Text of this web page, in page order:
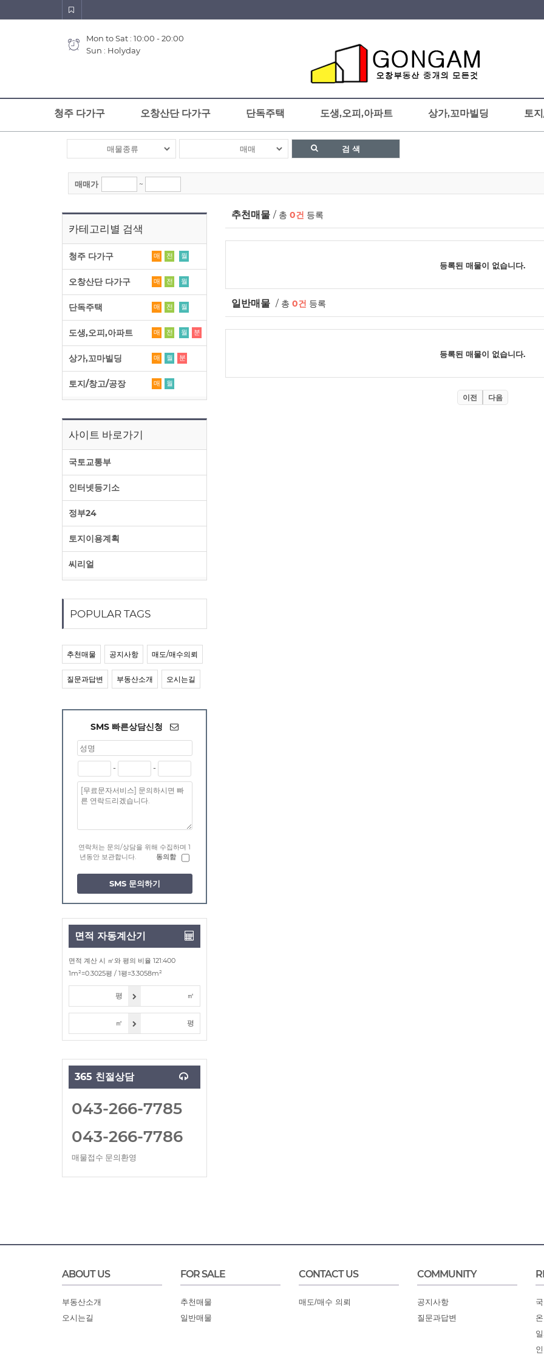
Mon to Sat : 10:00 - 20:00
Sun : Holyday
청주 다가구 오창산단 다가구 단독주택 도생,오피,아파트 상가,꼬마빌딩 토
Smart Search
검 색
매매가 ~
카테고리별 검색
청주 다가구 매 전 월
오창산단 다가구 매 전 월
단독주택 매 전 월
도생,오피,아파트 매 전 월 분
상가,꼬마빌딩 매 월 분
토지/창고/공장 매 월
사이트 바로가기
국토교통부
인터넷등기소
정부24
토지이용계획
씨리얼
POPULAR TAGS
추천매물 공지사항 매도/매수의뢰
질문과답변 부동산소개 오시는길
SMS 빠른상담신청
- -
연락처는 문의/상담을 위해 수집하며 1
년동안 보관합니다.
동의함
SMS 문의하기
면적 자동계산기
면적 계산 시 ㎡와 평의 비율 121:400
1m²=0.3025평 / 1평=3.3058m²
평 ㎡
㎡ 평
365 친절상담
043-266-7785
043-266-7786
매물접수 문의환영
추천매물 / 총0건 등록
등록된 매물이 없습니다.
일반매물 / 총0건 등록
등록된 매물이 없습니다.
이전 다음
ABOUT US
부동산소개
오시는길
FOR SALE
추천매물
일반매물
CONTACT US
매도/매수 의뢰
COMMUNITY
공지사항
질문과답변